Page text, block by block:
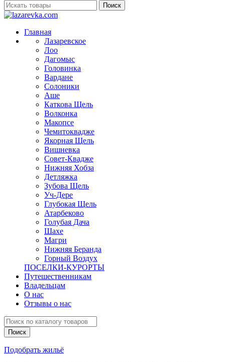
Главная
Лазаревское
Лоо
Дагомыс
Головинка
Вардане
Солоники
Аше
Каткова Щель
Волконка
Макопсе
Чемитоквадже
Якорная Щель
Вишневка
Совет-Квадже
Нижняя Хобза
Детляжка
Зубова Щель
Уч-Дере
Глубокая Щель
Атарбеково
Голубая Дача
Шахе
Магри
Нижняя Беранда
Горный Воздух
ПОСЕЛКИ-КУРОРТЫ
Путешественникам
Владельцам
О нас
Отзывы о нас
Подобрать жильё